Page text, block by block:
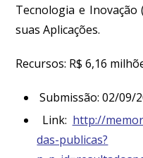
Tecnologia e Inovação
suas Aplicações.
Recursos: R$ 6,16
Submissão: 02/09/
Link: http://
das-publicas?